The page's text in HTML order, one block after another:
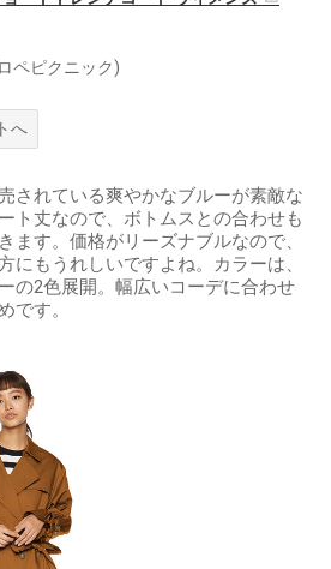
ペピクニック)
へ
されている爽やかなブルーが素敵な
ト丈なので、ボトムスとの合わせも
ます。価格がリーズナブルなので、
にもうれしいですよね。カラーは、
の2色展開。幅広いコーデに合わせ
です。